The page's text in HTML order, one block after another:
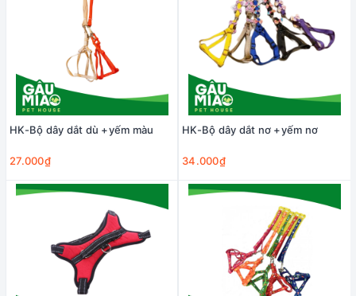
HK-Bộ dây dắt dù +yếm màu
27.000₫
HK-Bộ dây dắt nơ +yếm nơ
34.000₫